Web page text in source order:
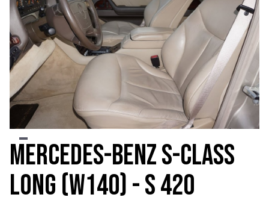
Mercedes-Benz S-class
Long (W140) - S 420